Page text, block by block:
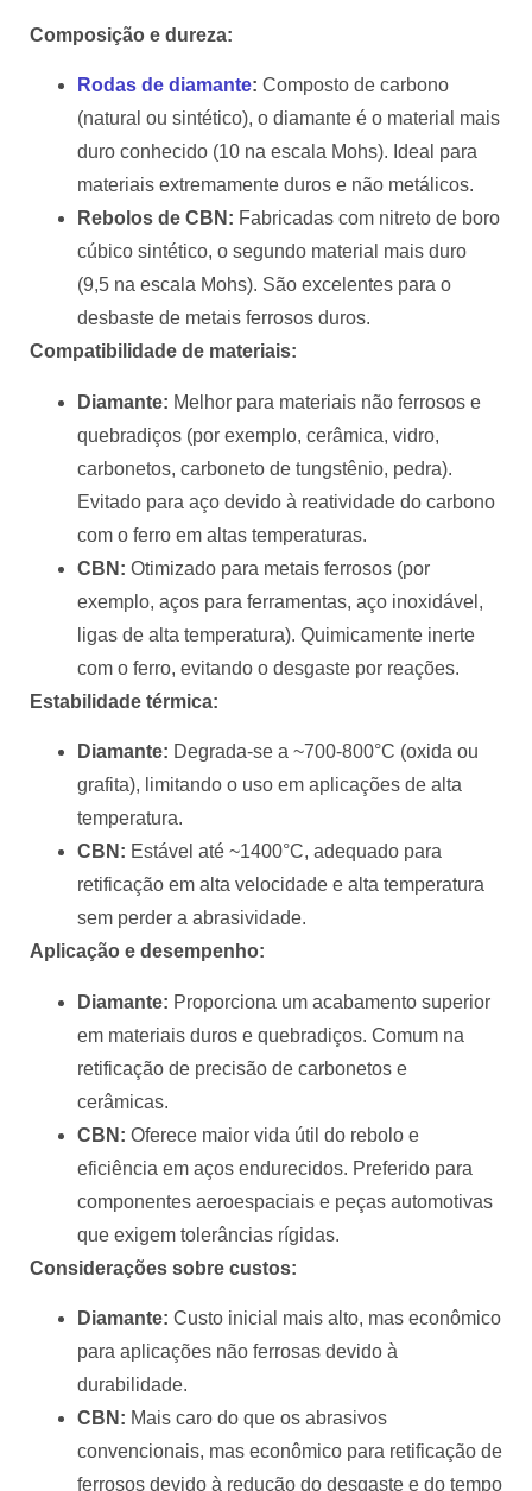
Composição e dureza:
Rodas de diamante: Composto de carbono
(natural ou sintético), o diamante é o material mais
duro conhecido (10 na escala Mohs). Ideal para
materiais extremamente duros e não metálicos.
Rebolos de CBN: Fabricadas com nitreto de boro
cúbico sintético, o segundo material mais duro
(9,5 na escala Mohs). São excelentes para o
desbaste de metais ferrosos duros.
Compatibilidade de materiais:
Diamante: Melhor para materiais não ferrosos e
quebradiços (por exemplo, cerâmica, vidro,
carbonetos, carboneto de tungstênio, pedra).
Evitado para aço devido à reatividade do carbono
com o ferro em altas temperaturas.
CBN: Otimizado para metais ferrosos (por
exemplo, aços para ferramentas, aço inoxidável,
ligas de alta temperatura). Quimicamente inerte
com o ferro, evitando o desgaste por reações.
Estabilidade térmica:
Diamante: Degrada-se a ~700-800°C (oxida ou
grafita), limitando o uso em aplicações de alta
temperatura.
CBN: Estável até ~1400°C, adequado para
retificação em alta velocidade e alta temperatura
sem perder a abrasividade.
Aplicação e desempenho:
Diamante: Proporciona um acabamento superior
em materiais duros e quebradiços. Comum na
retificação de precisão de carbonetos e
cerâmicas.
CBN: Oferece maior vida útil do rebolo e
eficiência em aços endurecidos. Preferido para
componentes aeroespaciais e peças automotivas
que exigem tolerâncias rígidas.
Considerações sobre custos:
Diamante: Custo inicial mais alto, mas econômico
para aplicações não ferrosas devido à
durabilidade.
CBN: Mais caro do que os abrasivos
convencionais, mas econômico para retificação de
ferrosos devido à redução do desgaste e do tempo